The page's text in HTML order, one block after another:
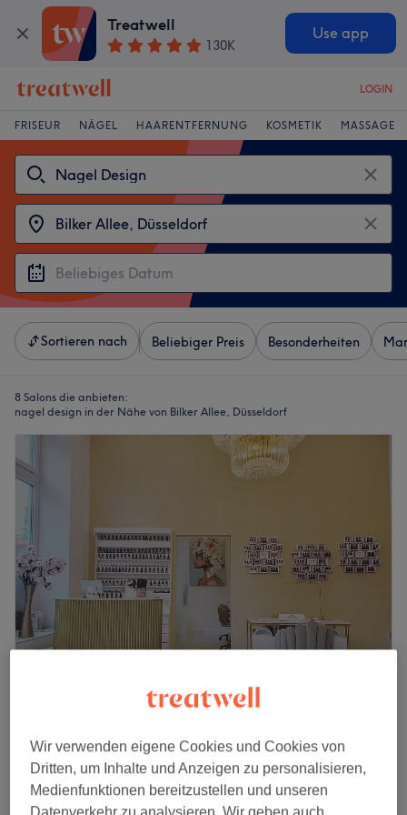
Treatwell
130K
Use app
LOGIN
FRISEUR NÄGEL HAARENTFERNUNG KOSMETIK MASSAGE
Sortieren nach Beliebiger Preis Besonderheiten
8 Salons die anbieten:
nagel design in der Nähe von Bilker Allee, Düsseldorf
L.i.v Beauty Lounge
Friedrichstadt, Düsseldorf
Auf Karte anzeigen
Naturnagelverstärkung auf eigene Nägel
45 Min.
45 €
Schnellansicht Saloninfos
Wir verwenden eigene Cookies und Cookies von
Dritten, um Inhalte und Anzeigen zu personalisieren,
Medienfunktionen bereitzustellen und unseren